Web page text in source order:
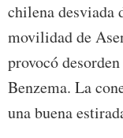
chilena desviada
movilidad de
provocó
Benzema. La
una buena